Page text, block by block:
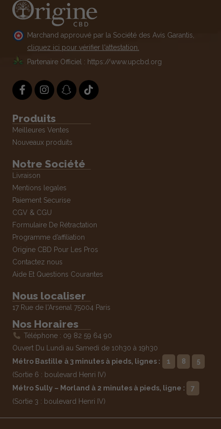
Marchand approuvé par la Société des Avis Garantis,
cliquez ici pour vérifier l'attestation.
Partenaire Officiel : https://www.upcbd.org
Produits
Meilleures Ventes
Nouveaux produits
Notre Société
Livraison
Mentions legales
Paiement Securise
CGV & CGU
Formulaire De Rétractation
Programme d’affiliation
Origine CBD Pour Les Pros
Contactez nous
Aide Et Questions Courantes
Nous localiser
17 Rue de l'Arsenal 75004 Paris
Nos Horaires
Téléphone : 09 82 59 64 90
Ouvert Du Lundi au Samedi de 10h30 à 19h30
Métro Bastille à 3 minutes à pieds, lignes :
1 8
5
(Sortie 6 : boulevard Henri IV)
Métro Sully – Morland à 2 minutes à pieds, ligne :
7
(Sortie 3 : boulevard Henri IV)